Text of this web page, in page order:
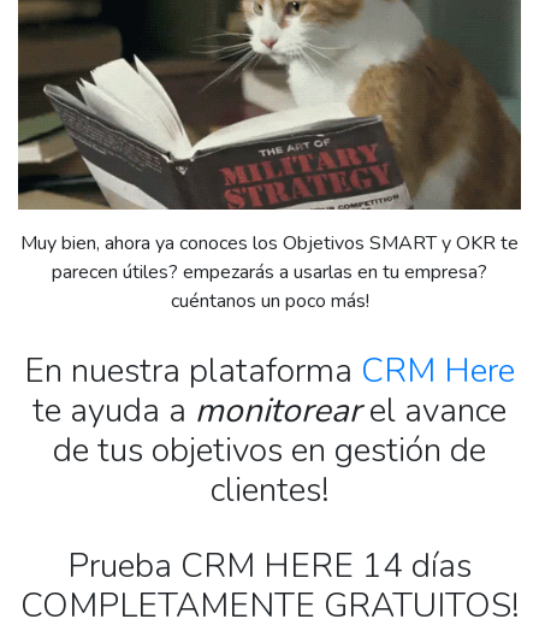
Muy bien, ahora ya conoces los Objetivos SMART y OKR te
parecen útiles? empezarás a usarlas en tu empresa?
cuéntanos un poco más!
En nuestra plataforma CRM Here
te ayuda a monitorearel avance
de tus objetivos en gestión de
clientes!
Prueba CRM HERE 14 días
COMPLETAMENTE GRATUITOS!